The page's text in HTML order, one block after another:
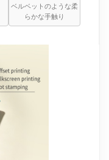
ベルベットのような柔
らかな手触り